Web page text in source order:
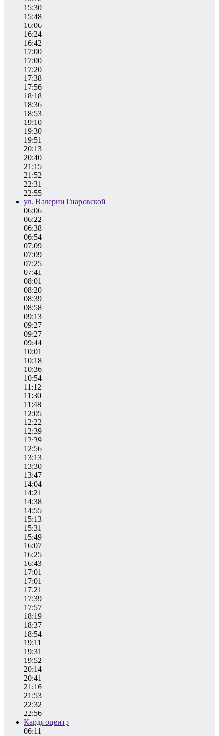
15:30
15:48
16:06
16:24
16:42
17:00
17:00
17:20
17:38
17:56
18:18
18:36
18:53
19:10
19:30
19:51
20:13
20:40
21:15
21:52
22:31
22:55
ул. Валерии Гнаровской
06:06
06:22
06:38
06:54
07:09
07:09
07:25
07:41
08:01
08:20
08:39
08:58
09:13
09:27
09:27
09:44
10:01
10:18
10:36
10:54
11:12
11:30
11:48
12:05
12:22
12:39
12:39
12:56
13:13
13:30
13:47
14:04
14:21
14:38
14:55
15:13
15:31
15:49
16:07
16:25
16:43
17:01
17:01
17:21
17:39
17:57
18:19
18:37
18:54
19:11
19:31
19:52
20:14
20:41
21:16
21:53
22:32
22:56
Кардиоцентр
06:11